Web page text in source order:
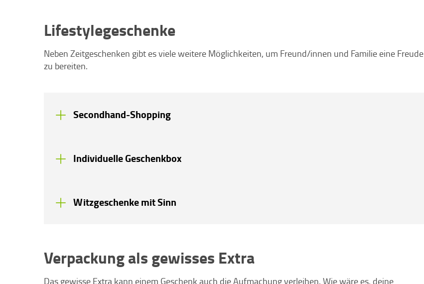
Lifestylegeschenke
Neben Zeitgeschenken gibt es viele weitere Möglichkeiten, um Freund/innen und Familie eine Freude
zu bereiten.
Secondhand-Shopping
Individuelle Geschenkbox
Witzgeschenke mit Sinn
Verpackung als gewisses Extra
Das gewisse Extra kann einem Geschenk auch die Aufmachung verleihen. Wie wäre es, deine